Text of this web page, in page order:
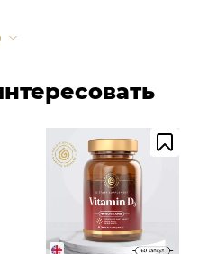
кормящим женщинам,